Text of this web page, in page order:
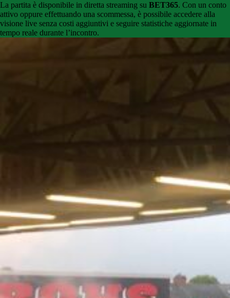
La partita è disponibile in diretta streaming su BET365. Con un conto
attivo oppure effettuando una scommessa, è possibile accedere alla
visione live senza costi aggiuntivi e seguire statistiche aggiornate in
tempo reale durante l’incontro.